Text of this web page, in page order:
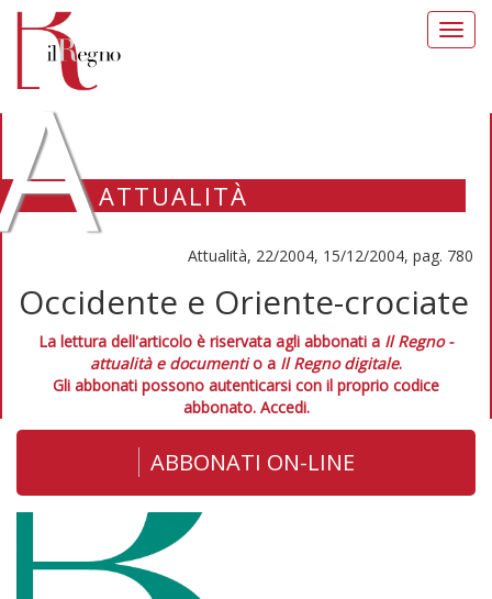
ATTUALITÀ
Attualità, 22/2004, 15/12/2004, pag. 780
Occidente e Oriente-crociate
La lettura dell'articolo è riservata agli abbonati a Il Regno -
attualità e documentio a Il Regno digitale.
Gli abbonati possono autenticarsi con il proprio codice
abbonato. Accedi.
ABBONATI ON-LINE